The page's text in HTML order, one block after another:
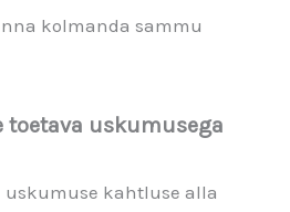
kolmanda sammu
toetava uskumusega
uskumuse kahtluse alla